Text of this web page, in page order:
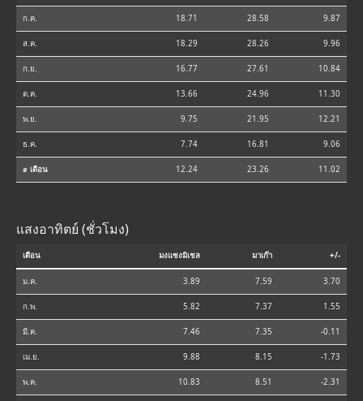
ก.ค. 18.71 28.58 9.87
ส.ค. 18.29 28.26 9.96
ก.ย. 16.77 27.61 10.84
ต.ค. 13.66 24.96 11.30
พ.ย. 9.75 21.95 12.21
ธ.ค. 7.74 16.81 9.06
⌀ เดือน 12.24 23.26 11.02
แสงอาทิตย์ (ชั่วโมง)
เดือน มงแซงมิเชล มาเก๊า +/-
ม.ค. 3.89 7.59 3.70
ก.พ. 5.82 7.37 1.55
มี.ค. 7.46 7.35 -0.11
เม.ย. 9.88 8.15 -1.73
พ.ค. 10.83 8.51 -2.31